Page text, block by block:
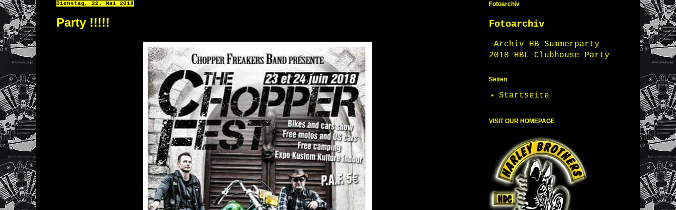
Dienstag, 22. Mai 2018
Party !!!!!
Fotoarchiv
Fotoarchiv
Archiv HB Summerparty
2018 HBL Clubhouse Party
Seiten
Startseite
VISIT OUR HOMEPAGE